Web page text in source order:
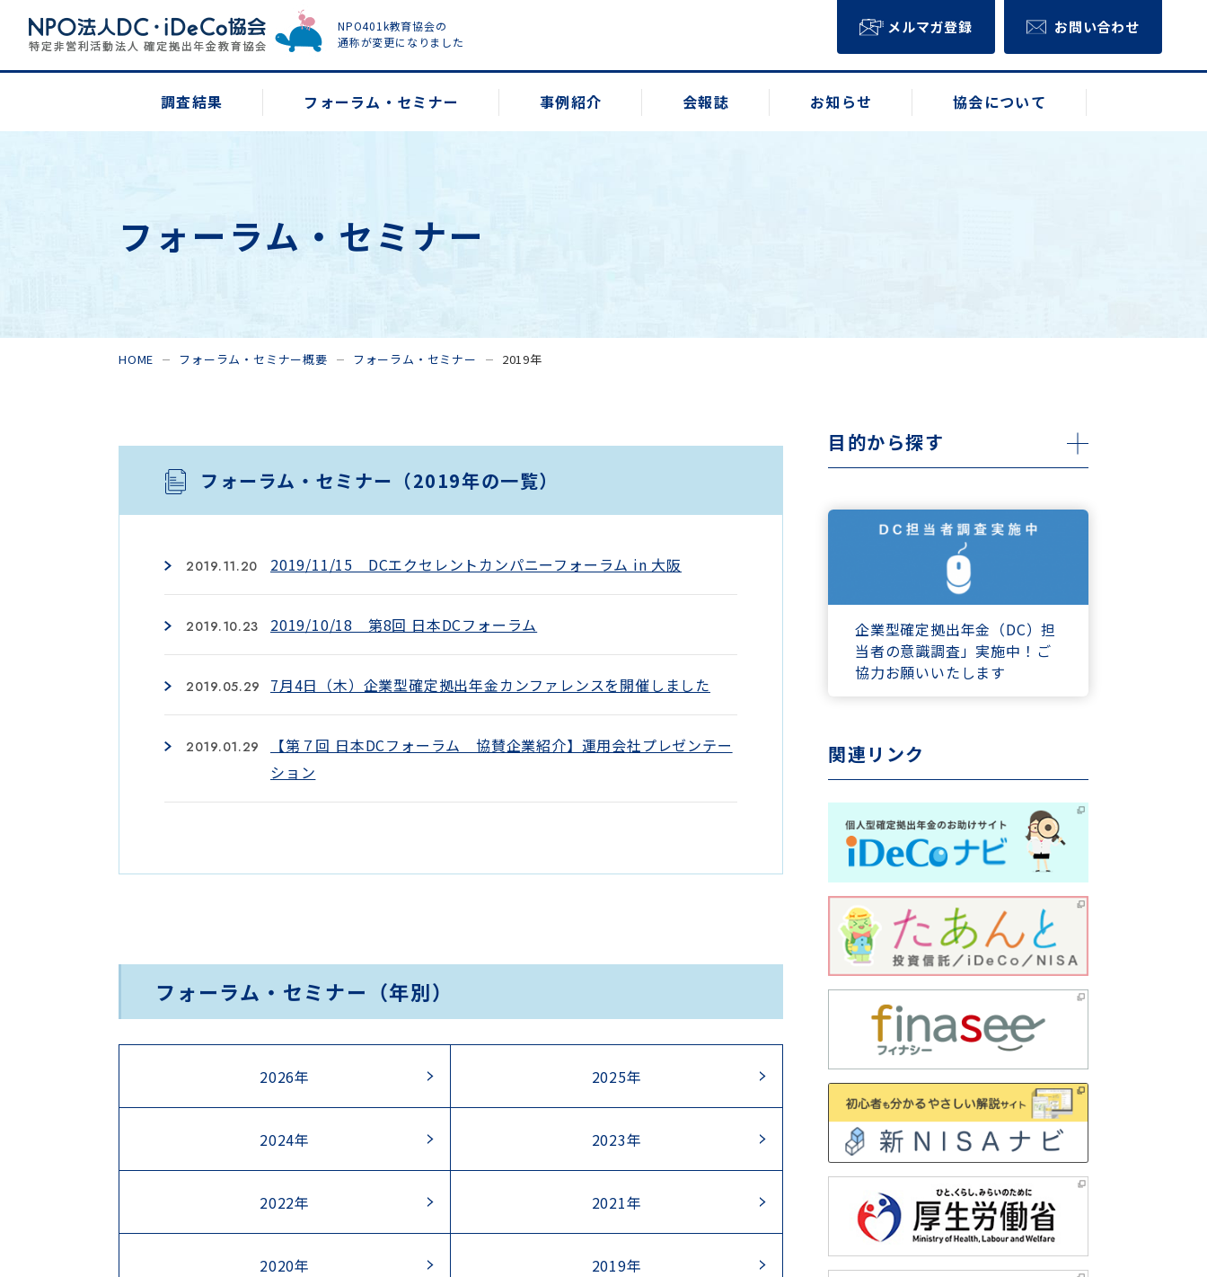
NPO401k教育協会の
通称が変更になりました
メルマガ登録 お問い合わせ
調査結果 フォーラム・セミナー 事例紹介 会報誌 お知らせ 協会について
フォーラム・セミナー
HOME フォーラム・セミナー概要 フォーラム・セミナー 2019年
フォーラム・セミナー（2019年の一覧）
2019.11.20 2019/11/15 DCエクセレントカンパニーフォーラム in 大阪
2019.10.23 2019/10/18 第8回 日本DCフォーラム
2019.05.29 7月4日（木）企業型確定拠出年金カンファレンスを開催しました
2019.01.29
【第７回 日本DCフォーラム 協賛企業紹介】運用会社プレゼンテー
ション
フォーラム・セミナー（年別）
2026年 2025年
2024年 2023年
2022年 2021年
2020年 2019年
目的から探す
企業型確定拠出年金（DC）担
当者の意識調査」実施中！ご
協力お願いいたします
関連リンク